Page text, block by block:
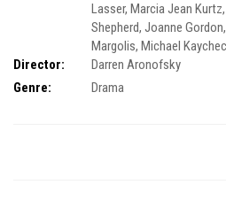
Lasser, Marcia Jean Kurtz,
Shepherd, Joanne Gordon,
Margolis, Michael
Director:
Darren Aronofsky
Genre:
Drama